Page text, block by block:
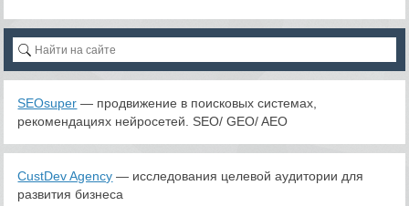
SEOsuper — продвижение в поисковых системах,
рекомендациях нейросетей. SEO/ GEO/ AEO
CustDev Agency — исследования целевой аудитории для
развития бизнеса